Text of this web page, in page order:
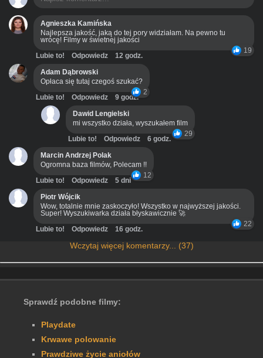
Agnieszka Kamińska
Najlepsza jakość, jaką do tej pory widziałam. Na pewno tu
wrócę! Filmy w świetnej jakości
19
Lubie to! Odpowiedz
12 godz.
Adam Dąbrowski
Opłaca się tutaj czegoś szukać?
2
Lubie to! Odpowiedz
9 godz.
Dawid Lengielski
mi wszystko działa, wyszukałem film
29
Lubie to! Odpowiedz
6 godz.
Marcin Andrzej Polak
Ogromna baza filmów, Polecam !!
12
Lubie to! Odpowiedz
5 dni
Piotr Wójcik
Wow, totalnie mnie zaskoczyło! Wszystko w najwyższej jakości.
Super! Wyszukiwarka działa błyskawicznie 🚀
22
Lubie to! Odpowiedz 16 godz.
Wczytaj więcej komentarzy... (37)
Sprawdź podobne filmy:
Playdate
Krwawe polowanie
Prawdziwe życie aniołów